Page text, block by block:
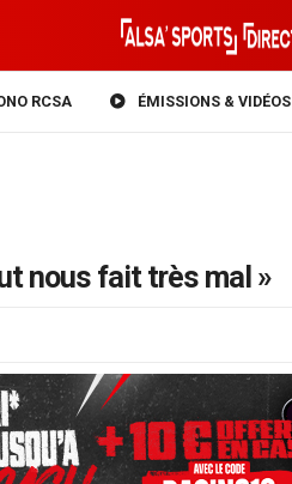
RCSA ÉMISSIONS & VIDÉOS
nous fait très mal »